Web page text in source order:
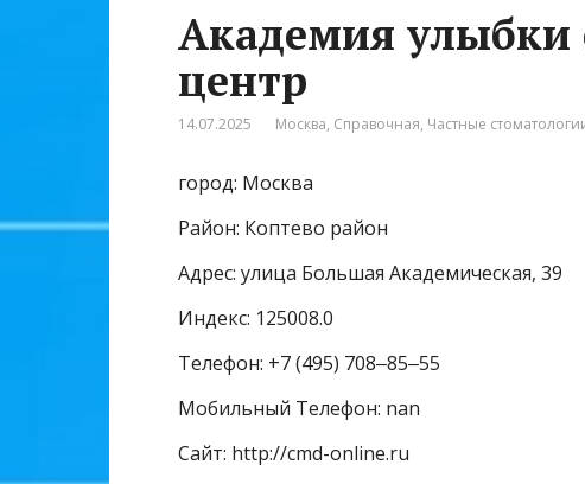
Академия улыбки
центр
14.07.2025 Москва, Справочная, Частные
город: Москва
Район: Коптево район
Адрес: улица Большая Академическая, 39
Индекс: 125008.0
Телефон: +7 (495) 708‒85‒55
Мобильный Телефон: nan
Сайт: http://cmd-online.ru